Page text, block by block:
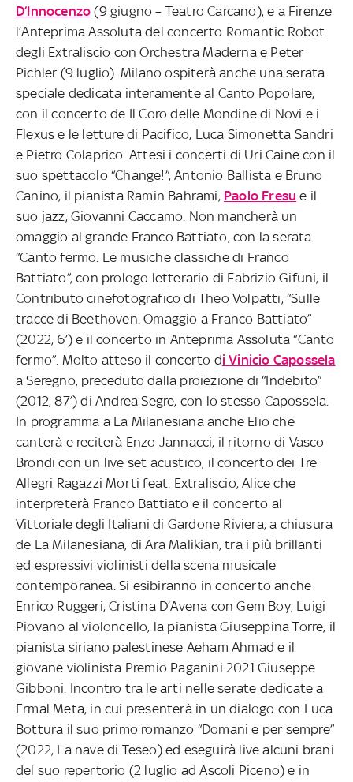
D’Innocenzo (9 giugno – Teatro Carcano), e a Firenze
l’Anteprima Assoluta del concerto Romantic Robot
degli Extraliscio con Orchestra Maderna e Peter
Pichler (9 luglio). Milano ospiterà anche una serata
speciale dedicata interamente al Canto Popolare,
con il concerto de Il Coro delle Mondine di Novi e i
Flexus e le letture di Pacifico, Luca Simonetta Sandri
e Pietro Colaprico. Attesi i concerti di Uri Caine con il
suo spettacolo “Change!”, Antonio Ballista e Bruno
Canino, il pianista Ramin Bahrami, Paolo Fresu e il
suo jazz, Giovanni Caccamo. Non mancherà un
omaggio al grande Franco Battiato, con la serata
“Canto fermo. Le musiche classiche di Franco
Battiato”, con prologo letterario di Fabrizio Gifuni, il
Contributo cinefotografico di Theo Volpatti, “Sulle
tracce di Beethoven. Omaggio a Franco Battiato”
(2022, 6’) e il concerto in Anteprima Assoluta “Canto
fermo”. Molto atteso il concerto di Vinicio Capossela
a Seregno, preceduto dalla proiezione di “Indebito”
(2012, 87’) di Andrea Segre, con lo stesso Capossela.
In programma a La Milanesiana anche Elio che
canterà e reciterà Enzo Jannacci, il ritorno di Vasco
Brondi con un live set acustico, il concerto dei Tre
Allegri Ragazzi Morti feat. Extraliscio, Alice che
interpreterà Franco Battiato e il concerto al
Vittoriale degli Italiani di Gardone Riviera, a chiusura
de La Milanesiana, di Ara Malikian, tra i più brillanti
ed espressivi violinisti della scena musicale
contemporanea. Si esibiranno in concerto anche
Enrico Ruggeri, Cristina D’Avena con Gem Boy, Luigi
Piovano al violoncello, la pianista Giuseppina Torre, il
pianista siriano palestinese Aeham Ahmad e il
giovane violinista Premio Paganini 2021 Giuseppe
Gibboni. Incontro tra le arti nelle serate dedicate a
Ermal Meta, in cui presenterà in un dialogo con Luca
Bottura il suo primo romanzo “Domani e per sempre”
(2022, La nave di Teseo) ed eseguirà live alcuni brani
del suo repertorio (2 luglio ad Ascoli Piceno) e in